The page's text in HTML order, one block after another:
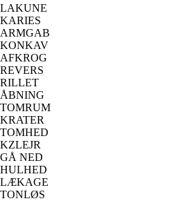
LAKUNE
KARIES
ARMGAB
KONKAV
AFKROG
REVERS
RILLET
ÅBNING
TOMRUM
KRATER
TOMHED
KZLEJR
GÅ NED
HULHED
LÆKAGE
TONLØS